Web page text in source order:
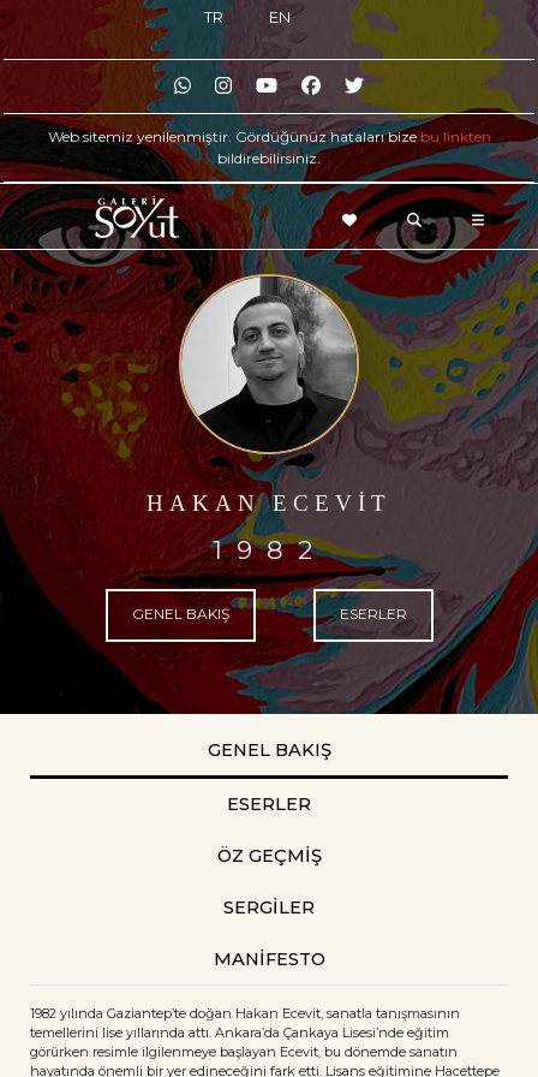
TR EN
Web sitemiz yenilenmiştir. Gördüğünüz hataları bize bu linkten
bildirebilirsiniz.
HAKAN ECEVİT
1982
GENEL BAKIŞ ESERLER
GENEL BAKIŞ
ESERLER
ÖZ GEÇMİŞ
SERGİLER
MANIFESTO
1982 yılında Gaziantep’te doğan Hakan Ecevit, sanatla tanışmasının
temellerini lise yıllarında attı. Ankara’da Çankaya Lisesi’nde eğitim
görürken resimle ilgilenmeye başlayan Ecevit, bu dönemde sanatın
hayatında önemli bir yer edineceğini fark etti. Lisans eğitimine Hacettepe